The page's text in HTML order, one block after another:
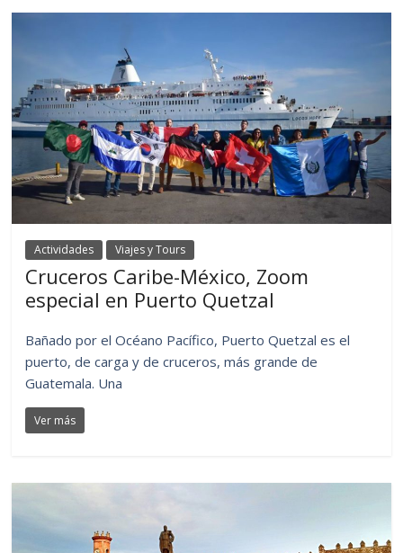
Actividades Viajes y Tours
Cruceros Caribe-México, Zoom
especial en Puerto Quetzal
Bañado por el Océano Pacífico, Puerto Quetzal es el
puerto, de carga y de cruceros, más grande de
Guatemala. Una
Ver más